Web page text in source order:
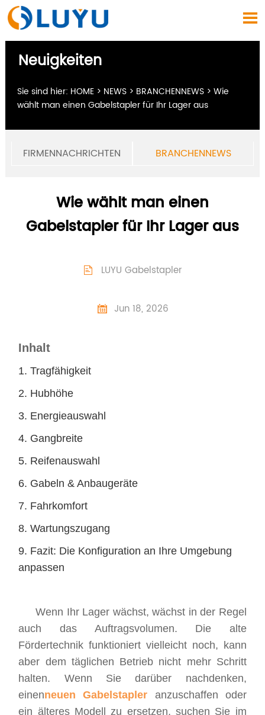

Neuigkeiten
Sie sind hier: HOME> NEWS> BRANCHENNEWS> Wie
wählt man einen Gabelstapler für Ihr Lager aus
FIRMENNACHRICHTEN BRANCHENNEWS
Wie wählt man einen
Gabelstapler für Ihr Lager aus
 LUYU Gabelstapler
 Jun 18, 2026
Inhalt
1. Tragfähigkeit
2. Hubhöhe
3. Energieauswahl
4. Gangbreite
5. Reifenauswahl
6. Gabeln & Anbaugeräte
7. Fahrkomfort
8. Wartungszugang
9. Fazit: Die Konfiguration an Ihre Umgebung
anpassen
Wenn Ihr Lager wächst, wächst in der Regel
auch das Auftragsvolumen. Die alte
Fördertechnik funktioniert vielleicht noch, kann
aber dem täglichen Betrieb nicht mehr Schritt
halten. Wenn Sie darüber nachdenken,
einenneuen Gabelstapler anzuschaffen oder
ein älteres Modell zu ersetzen, suchen Sie im